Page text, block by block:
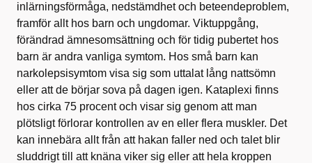
inlärningsförmåga, nedstämdhet och beteendeproblem,
framför allt hos barn och ungdomar. Viktuppgång,
förändrad ämnesomsättning och för tidig pubertet hos
barn är andra vanliga symtom. Hos små barn kan
narkolepsisymtom visa sig som uttalat lång nattsömn
eller att de börjar sova på dagen igen. Kataplexi finns
hos cirka 75 procent och visar sig genom att man
plötsligt förlorar kontrollen av en eller flera muskler. Det
kan innebära allt från att hakan faller ned och talet blir
sluddrigt till att knäna viker sig eller att hela kroppen